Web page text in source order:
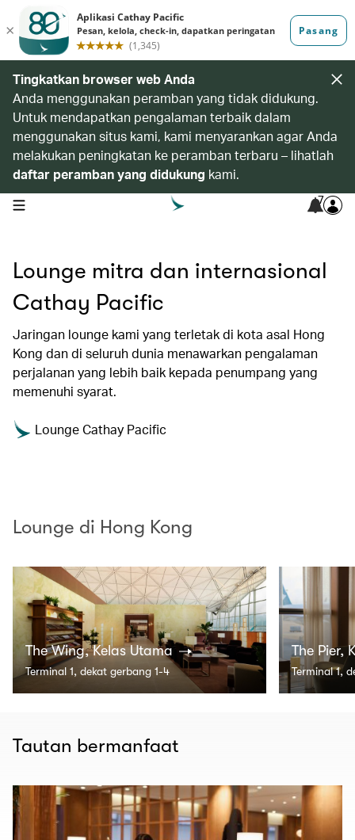
Tingkatkan browser web Anda
Anda menggunakan peramban yang tidak didukung.
Untuk mendapatkan pengalaman terbaik dalam
menggunakan situs kami, kami menyarankan agar Anda
melakukan peningkatan ke peramban terbaru – lihatlah
daftar peramban yang didukung kami.
open navigation menu 7
Lounge mitra dan internasional
Cathay Pacific
Jaringan lounge kami yang terletak di kota asal Hong
Kong dan di seluruh dunia menawarkan pengalaman
perjalanan yang lebih baik kepada penumpang yang
memenuhi syarat.
Lounge Cathay Pacific
Lounge di Hong Kong
The Wing, Kelas Utama
Terminal 1, dekat gerbang 1-4
The Pier,
Terminal 1,
Tautan bermanfaat